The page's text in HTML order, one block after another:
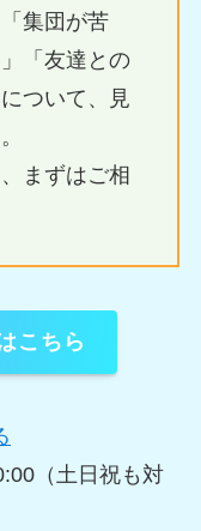
集団が苦
「友達との
ついて、見
まずはご相
こちら
（土日祝も対